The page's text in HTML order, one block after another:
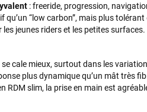
: freeride, progression,
“low carbon”, mais plus
les jeunes riders et les petites surfaces.
se cale mieux, surtout dans les
plus dynamique qu’un mât très
RDM slim, la prise en main est